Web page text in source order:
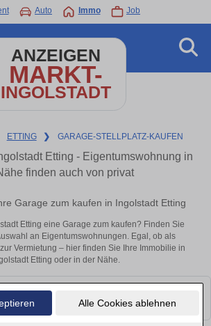
Alle Cookies ablehnen
Auto Immo Job
ANZEIGEN
MARKT-
INGOLSTADT
ETTING ❯ GARAGE-STELLPLATZ-KAUFEN
Etting - Eigentumswohnung in
finden auch von privat
Garage zum kaufen in Ingolstadt Etting
Etting eine Garage zum kaufen? Finden Sie
an Eigentumswohnungen. Egal, ob als
Vermietung – hier finden Sie Ihre Immobilie in
Etting oder in der Nähe.
keine passenden Objekte finden. Schauen Sie